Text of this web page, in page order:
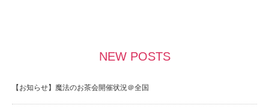
NEW POSTS
【お知らせ】魔法のお茶会開催状況＠全国